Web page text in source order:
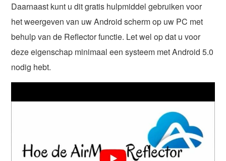
Daarnaast kunt u dit gratis hulpmiddel gebruiken voor
het weergeven van uw Android scherm op uw PC met
behulp van de Reflector functie. Let wel op dat u voor
deze eigenschap minimaal een systeem met Android 5.0
nodig hebt.